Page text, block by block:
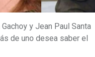
y Jean Paul Santa
de uno desea saber el